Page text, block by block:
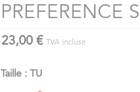
PREFERENCE
23,00 € TVA incluse
Taille : TU